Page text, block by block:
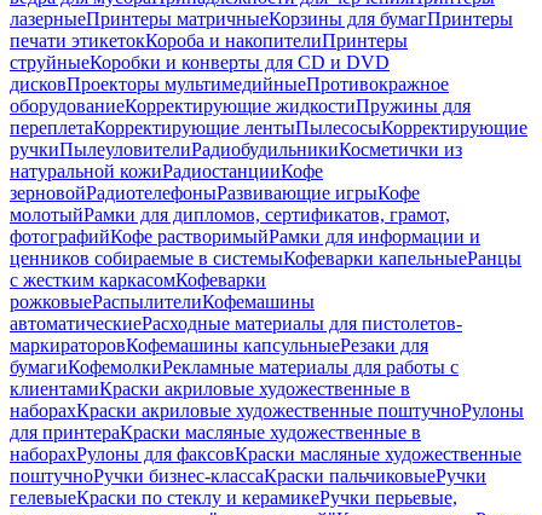
лазерныеПринтеры матричныеКорзины для бумагПринтеры
печати этикетокКороба и накопителиПринтеры
струйныеКоробки и конверты для CD и DVD
дисковПроекторы мультимедийныеПротивокражное
оборудованиеКорректирующие жидкостиПружины для
переплетаКорректирующие лентыПылесосыКорректирующие
ручкиПылеуловителиРадиобудильникиКосметички из
натуральной кожиРадиостанцииКофе
зерновойРадиотелефоныРазвивающие игрыКофе
молотыйРамки для дипломов, сертификатов, грамот,
фотографийКофе растворимыйРамки для информации и
ценников собираемые в системыКофеварки капельныеРанцы
с жестким каркасомКофеварки
рожковыеРаспылителиКофемашины
автоматическиеРасходные материалы для пистолетов-
маркираторовКофемашины капсульныеРезаки для
бумагиКофемолкиРекламные материалы для работы с
клиентамиКраски акриловые художественные в
наборахКраски акриловые художественные поштучноРулоны
для принтераКраски масляные художественные в
наборахРулоны для факсовКраски масляные художественные
поштучноРучки бизнес-классаКраски пальчиковыеРучки
гелевыеКраски по стеклу и керамикеРучки перьевые,